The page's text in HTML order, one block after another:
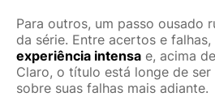
Para outros, um passo ousado
da série. Entre acertos e
experiência intensa e, acima
Claro, o título está longe de
sobre suas falhas mais adiante.